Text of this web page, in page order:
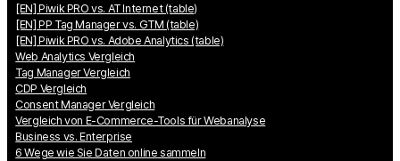
[EN] Piwik PRO vs. AT Internet (table)
[EN] PP Tag Manager vs. GTM (table)
[EN] Piwik PRO vs. Adobe Analytics (table)
Web Analytics Vergleich
Tag Manager Vergleich
CDP Vergleich
Consent Manager Vergleich
Vergleich von E-Commerce-Tools für Webanalyse
Business vs. Enterprise
6 Wege wie Sie Daten online sammeln